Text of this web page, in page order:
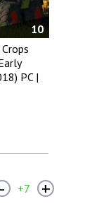
10
PC |
+7 +